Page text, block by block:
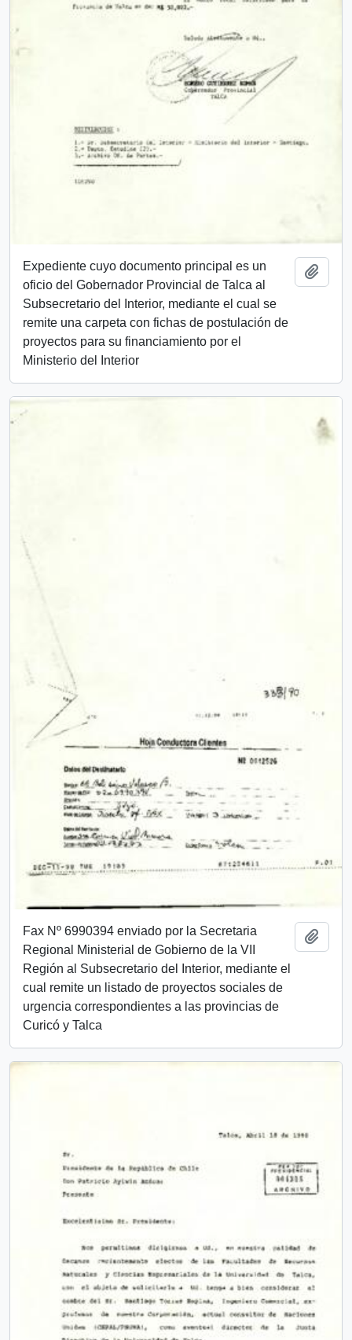
Expediente cuyo documento principal es un
oficio del Gobernador Provincial de Talca al
Subsecretario del Interior, mediante el cual se
remite una carpeta con fichas de postulación de
proyectos para su financiamiento por el
Ministerio del Interior
Fax Nº 6990394 enviado por la Secretaria
Regional Ministerial de Gobierno de la VII
Región al Subsecretario del Interior, mediante el
cual remite un listado de proyectos sociales de
urgencia correspondientes a las provincias de
Curicó y Talca